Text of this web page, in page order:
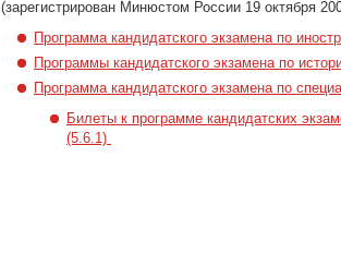
(зарегистрирован Минюстом России 19 октября
Программа кандидатского экзамена по
Программы кандидатского экзамена по
Программа кандидатского экзамена по
Билеты к программе кандидатских
(5.6.1)